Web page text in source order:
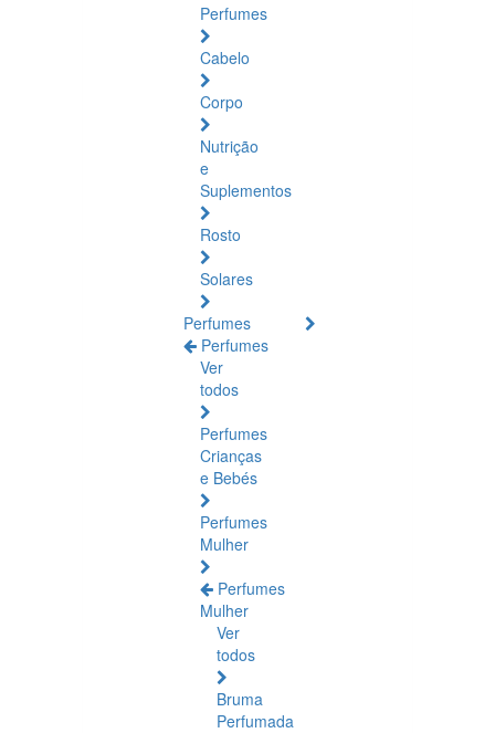
Perfumes
Cabelo
Corpo
Nutrição
e
Suplementos
Rosto
Solares
Perfumes
Perfumes
Ver
todos
Perfumes
Crianças
e Bebés
Perfumes
Mulher
Perfumes
Mulher
Ver
todos
Bruma
Perfumada